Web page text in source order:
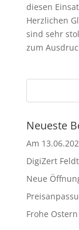
diesen
Herzlichen
sind sehr
zum
Neueste
Am
DigiZert
Neue
Frohe